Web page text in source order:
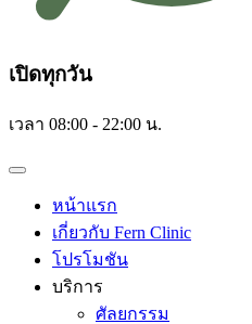
เปิดทุกวัน
เวลา 08:00 - 22:00 น.
หน้าแรก
เกี่ยวกับ Fern Clinic
โปรโมชัน
บริการ
ศัลยกรรม